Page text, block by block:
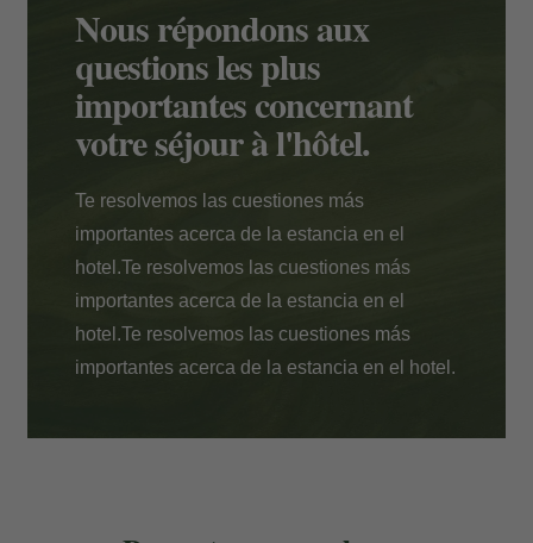
Nous répondons aux
questions les plus
importantes concernant
votre séjour à l'hôtel.
Te resolvemos las cuestiones más
importantes acerca de la estancia en el
hotel.Te resolvemos las cuestiones más
importantes acerca de la estancia en el
hotel.Te resolvemos las cuestiones más
importantes acerca de la estancia en el hotel.